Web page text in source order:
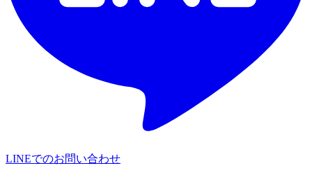
LINEでのお問い合わせ